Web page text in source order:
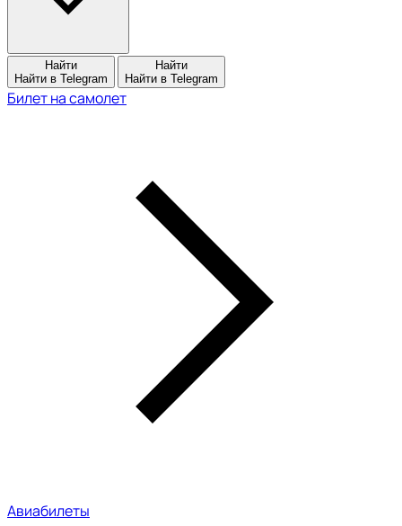
Найти
Найти в Telegram
Найти
Найти в Telegram
Билет на самолет
Авиабилеты